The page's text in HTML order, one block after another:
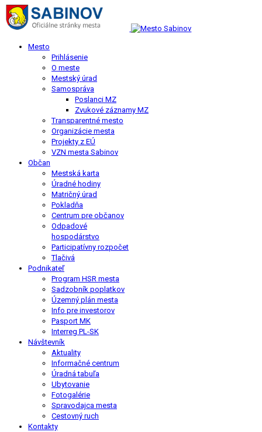
Mesto
Prihlásenie
O meste
Mestský úrad
Samospráva
Poslanci MZ
Zvukové záznamy MZ
Transparentné mesto
Organizácie mesta
Projekty z EÚ
VZN mesta Sabinov
Občan
Mestská karta
Úradné hodiny
Matričný úrad
Pokladňa
Centrum pre občanov
Odpadové
hospodárstvo
Participatívny rozpočet
Tlačivá
Podnikateľ
Program HSR mesta
Sadzobník poplatkov
Územný plán mesta
Info pre investorov
Pasport MK
Interreg PL-SK
Návštevník
Aktuality
Informačné centrum
Úradná tabuľa
Ubytovanie
Fotogalérie
Spravodajca mesta
Cestovný ruch
Kontakty